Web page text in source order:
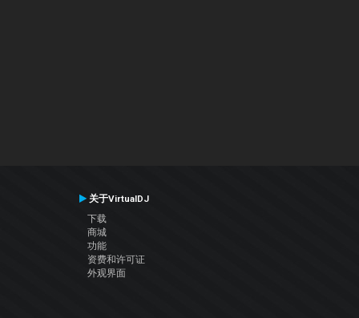
关于VirtualDJ
下载
商城
功能
资费和许可证
外观界面